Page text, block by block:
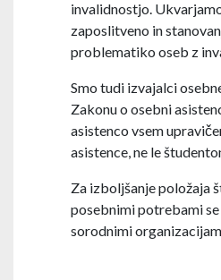
invalidnostjo.
zaposlitveno in
problematiko oseb z
Smo tudi izvajalci
Zakonu o osebni
asistenco vsem
asistence, ne le
Za izboljšanje položaja
posebnimi potrebami
sorodnimi